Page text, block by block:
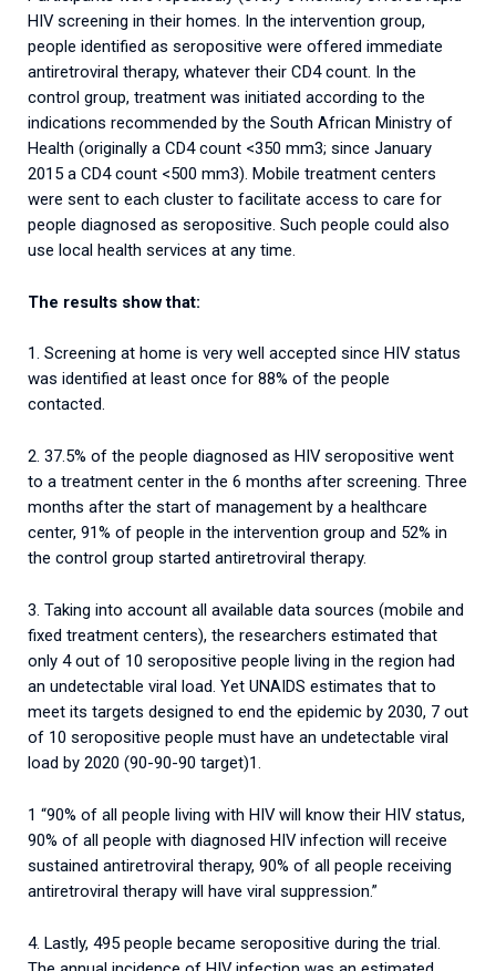
HIV screening in their homes. In the intervention group,
people identified as seropositive were offered immediate
antiretroviral therapy, whatever their CD4 count. In the
control group, treatment was initiated according to the
indications recommended by the South African Ministry of
Health (originally a CD4 count <350 mm3; since January
2015 a CD4 count <500 mm3). Mobile treatment centers
were sent to each cluster to facilitate access to care for
people diagnosed as seropositive. Such people could also
use local health services at any time.
The results show that:
1. Screening at home is very well accepted since HIV status
was identified at least once for 88% of the people
contacted.
2. 37.5% of the people diagnosed as HIV seropositive went
to a treatment center in the 6 months after screening. Three
months after the start of management by a healthcare
center, 91% of people in the intervention group and 52% in
the control group started antiretroviral therapy.
3. Taking into account all available data sources (mobile and
fixed treatment centers), the researchers estimated that
only 4 out of 10 seropositive people living in the region had
an undetectable viral load. Yet UNAIDS estimates that to
meet its targets designed to end the epidemic by 2030, 7 out
of 10 seropositive people must have an undetectable viral
load by 2020 (90-90-90 target)1.
1 “90% of all people living with HIV will know their HIV status,
90% of all people with diagnosed HIV infection will receive
sustained antiretroviral therapy, 90% of all people receiving
antiretroviral therapy will have viral suppression.”
4. Lastly, 495 people became seropositive during the trial.